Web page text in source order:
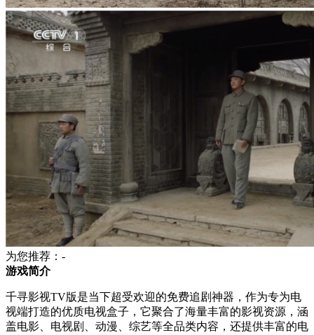
为您推荐：-
游戏简介
千寻影视TV版是当下超受欢迎的免费追剧神器，作为专为电
视端打造的优质电视盒子，它聚合了海量丰富的影视资源，涵
盖电影、电视剧、动漫、综艺等全品类内容，还提供丰富的电